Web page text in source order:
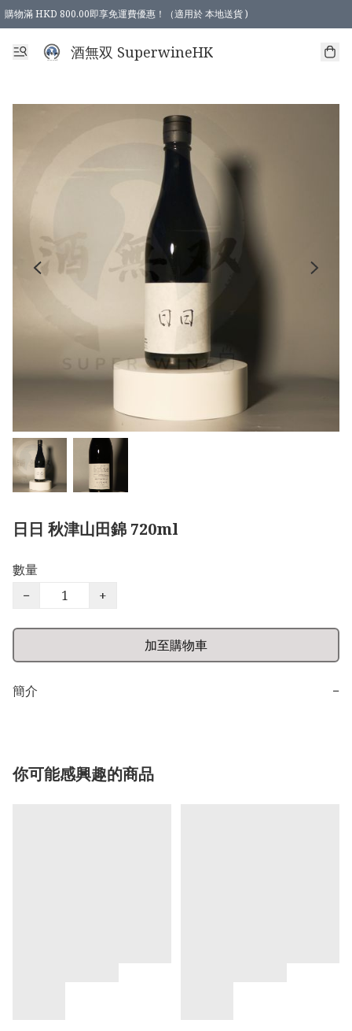
購物滿 HKD 800.00即享免運費優惠！（適用於 本地送貨 )
酒無双 SuperwineHK
日日 秋津山田錦 720ml
數量
−
+
加至購物車
簡介 −
你可能感興趣的商品